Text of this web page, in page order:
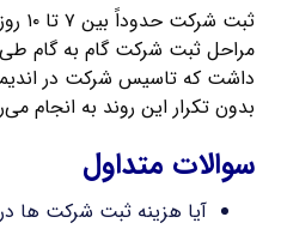
ثبت
مراحل ثبت شرکت گام به گام
بدون تکرار این روند به انجام
سوالات متداول
آیا هزینه ثبت شرکت ها در